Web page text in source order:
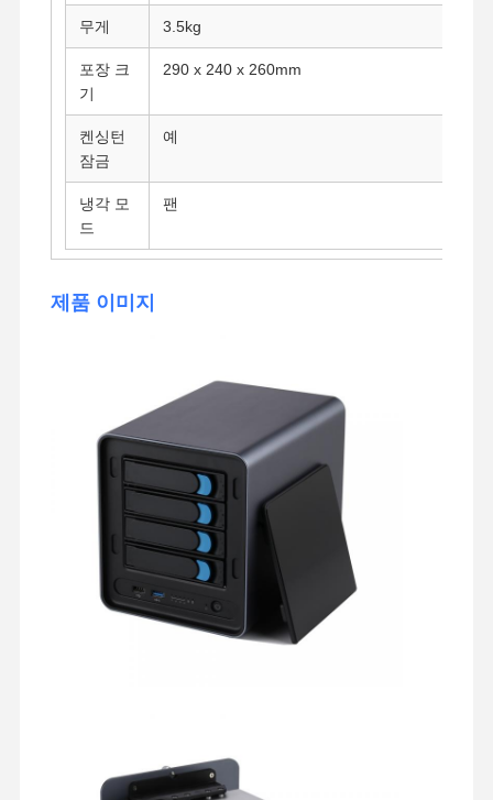
무게 3.5kg
포장 크
기
290 x 240 x 260mm
켄싱턴
잠금
예
냉각 모
드
팬
제품 이미지